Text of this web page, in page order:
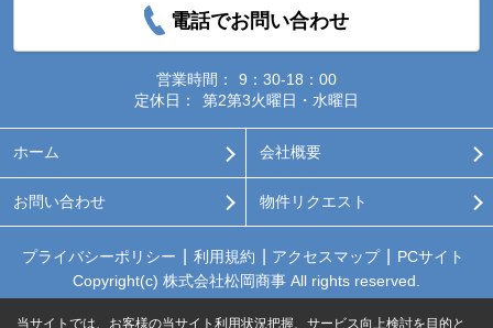
電話でお問い合わせ
営業時間：
9：30-18：00
定休日：
第2第3火曜日・水曜日
ホーム 会社概要
お問い合わせ 物件リクエスト
プライバシーポリシー 利用規約 アクセスマップ
PCサイト
Copyright(c) 株式会社松岡商事 All rights reserved.
当サイトでは、お客様の当サイト利用状況把握、サービス向上検討を目的と